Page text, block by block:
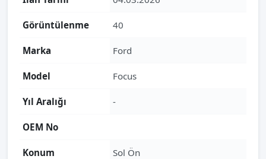
Görüntülenme 40
Marka Ford
Model Focus
Yıl Aralığı -
OEM No
Konum Sol Ön